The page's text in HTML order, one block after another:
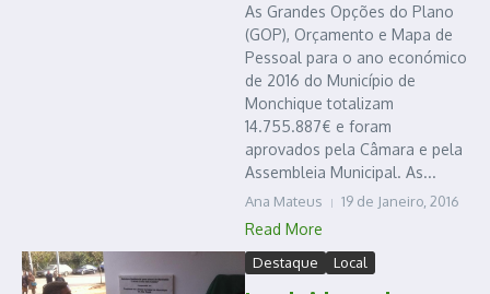
As Grandes Opções do Plano
(GOP), Orçamento e Mapa de
Pessoal para o ano económico
de 2016 do Município de
Monchique totalizam
14.755.887€ e foram
aprovados pela Câmara e pela
Assembleia Municipal. As...
Ana Mateus 19 de Janeiro, 2016
Read More
Destaque Local